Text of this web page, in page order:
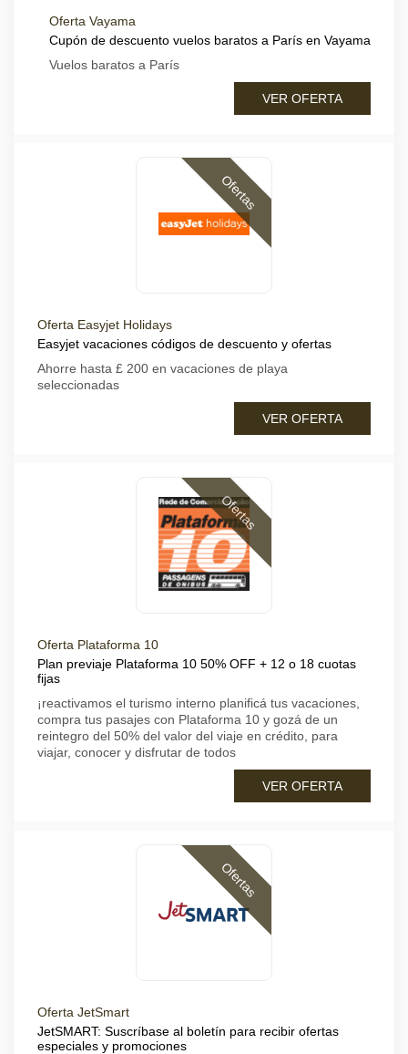
Oferta Vayama
Cupón de descuento vuelos baratos a París en Vayama
Vuelos baratos a París
VER OFERTA
Ofertas
Oferta Easyjet Holidays
Easyjet vacaciones códigos de descuento y ofertas
Ahorre hasta £ 200 en vacaciones de playa
seleccionadas
VER OFERTA
Ofertas
Oferta Plataforma 10
Plan previaje Plataforma 10 50% OFF + 12 o 18 cuotas
fijas
¡reactivamos el turismo interno planificá tus vacaciones,
compra tus pasajes con Plataforma 10 y gozá de un
reintegro del 50% del valor del viaje en crédito, para
viajar, conocer y disfrutar de todos
VER OFERTA
Ofertas
Oferta JetSmart
JetSMART: Suscríbase al boletín para recibir ofertas
especiales y promociones